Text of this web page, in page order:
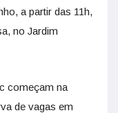
a partir das 11h,
no Jardim
começam na
de vagas em